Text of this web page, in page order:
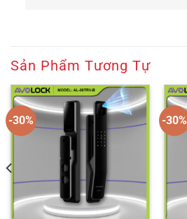
Sản Phẩm Tương Tự
-30% -30%